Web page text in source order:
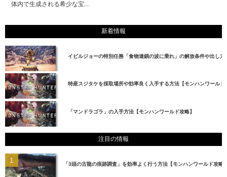
体内で生成される希少な宝...
新着情報
イビルジョーの特別任務「食物連鎖の波に乗れ」の解放条件や出し
特産スジタケを採取場所や効率良く入手する方法【モンハンワールド
「マンドラゴラ」の入手方法【モンハンワールド攻略】
注目の情報
「3頭の古龍の痕跡調査」を効率よく行う方法【モンハンワールド攻略